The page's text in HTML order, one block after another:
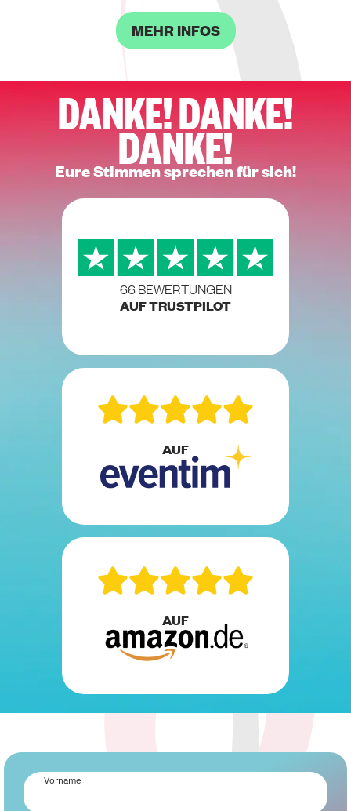
MEHR INFOS
DANKE! DANKE!
DANKE!
Eure Stimmen sprechen für sich!
66 BEWERTUNGEN
AUF TRUSTPILOT
AUF
AUF
Vorname